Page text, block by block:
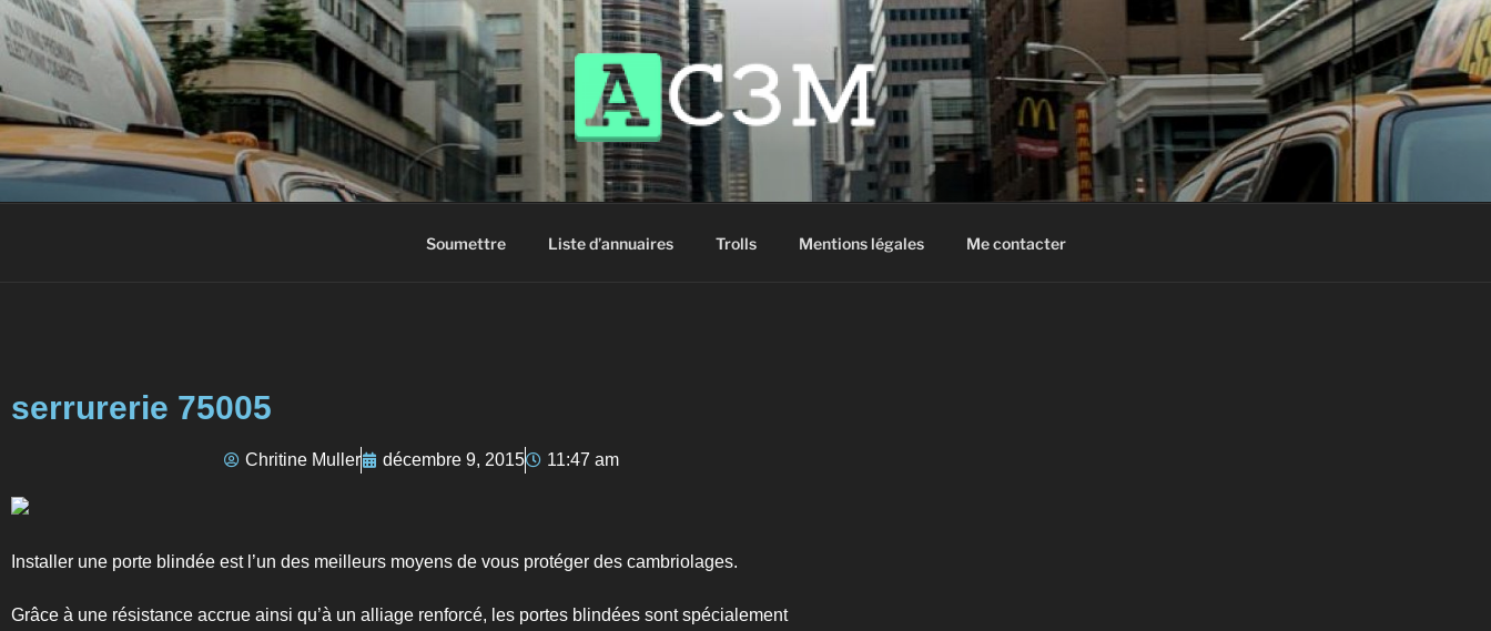
AC3M
Annuaire des meilleurs sites à visiter !
Soumettre Liste d’annuaires Trolls Mentions légales Me contacter
serrurerie 75005
Chritine Muller décembre 9, 2015 11:47 am
Installer une porte blindée est l’un des meilleurs moyens de vous protéger des cambriolages.
Grâce à une résistance accrue ainsi qu’à un alliage renforcé, les portes blindées sont spécialement